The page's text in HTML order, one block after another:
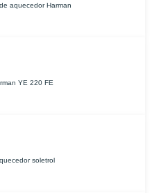
aquecedor Harman
YE 220 FE
soletrol